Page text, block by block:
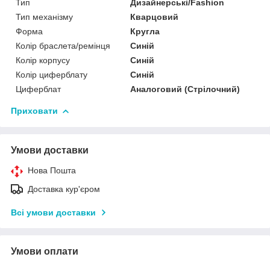
Тип
Дизайнерські/Fashion
Тип механізму
Кварцовий
Форма
Кругла
Колір браслета/ремінця
Синій
Колір корпусу
Синій
Колір циферблату
Синій
Циферблат
Аналоговий (Стрілочний)
Приховати
Умови доставки
Нова Пошта
Доставка кур'єром
Всі умови доставки
Умови оплати